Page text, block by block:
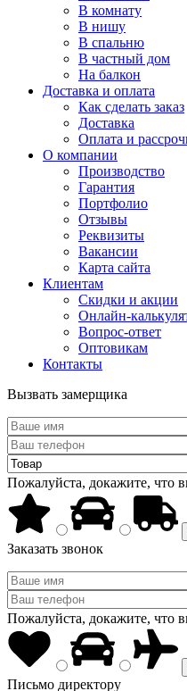
В комнату
В нишу
В спальню
В частный дом
На балкон
Доставка и оплата
Как сделать заказ
Доставка
Оплата и
О компании
Производство
Гарантия
Портфолио
Отзывы
Реквизиты
Вакансии
Карта сайта
Клиентам
Скидки и акции
Онлайн-
Вопрос-ответ
Оптовикам
Контакты
Вызвать замерщика
Пожалуйста, докажите, что
Заказать звонок
Пожалуйста, докажите, что
Письмо директору